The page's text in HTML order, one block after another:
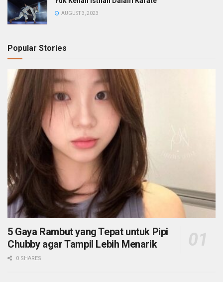
AUGUST 3, 2023
Popular Stories
5 Gaya Rambut yang Tepat untuk Pipi
Chubby agar Tampil Lebih Menarik
0 SHARES